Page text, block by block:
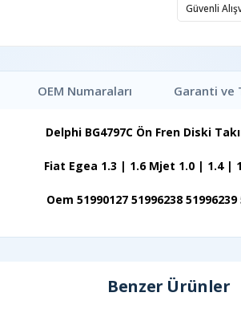
Güvenli
Garanti ve
OEM Numaraları
Delphi BG4797C Ön Fren Diski
Fiat Egea 1.3 | 1.6 Mjet 1.0 | 1.4 |
Oem 51990127 51996238 51996239
Benzer Ürünler